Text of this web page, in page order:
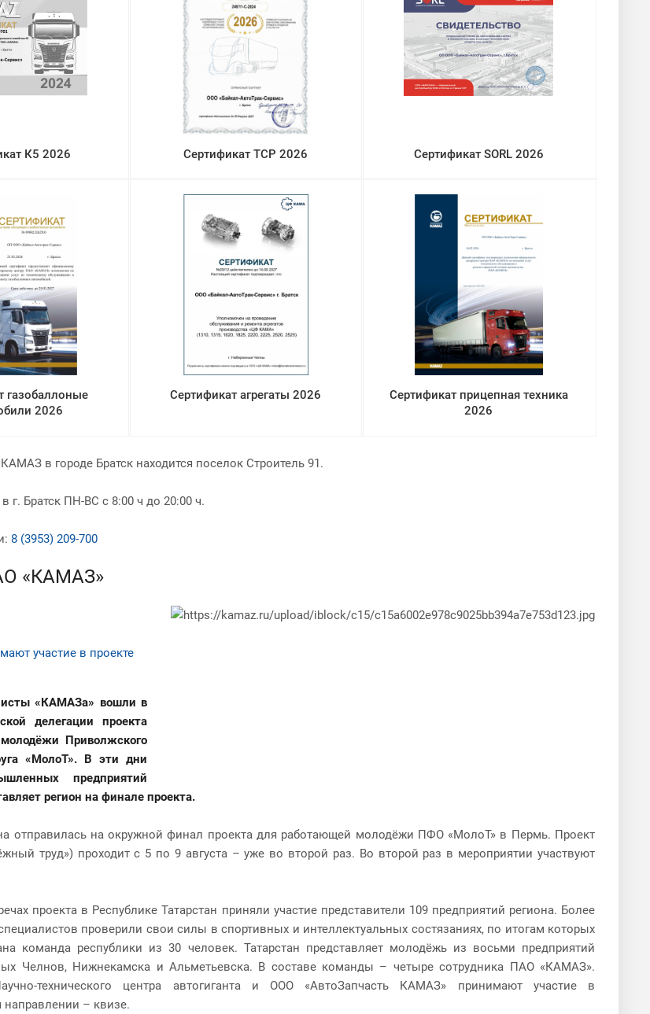
К5 2026 Сертификат ТСР 2026 Сертификат SORL 2026
газобаллоные
2026
Сертификат агрегаты 2026
Сертификат прицепная техника
2026
в городе Братск находится поселок Строитель 91.
г. Братск ПН-ВС с 8:00 ч до 20:00 ч.
8 (3953) 209-700
«КАМАЗ»
участие в проекте
«КАМАЗа» вошли в
делегации проекта
Приволжского
«МолоТ». В эти дни
предприятий
регион на финале проекта.
отправилась на окружной финал проекта для работающей молодёжи ПФО «МолоТ» в Пермь. Проект
труд») проходит с 5 по 9 августа – уже во второй раз. Во второй раз в мероприятии участвуют
проекта в Республике Татарстан приняли участие представители 109 предприятий региона. Более
проверили свои силы в спортивных и интеллектуальных состязаниях, по итогам которых
команда республики из 30 человек. Татарстан представляет молодёжь из восьми предприятий
Челнов, Нижнекамска и Альметьевска. В составе команды – четыре сотрудника ПАО «КАМАЗ».
технического центра автогиганта и ООО «АвтоЗапчасть КАМАЗ» принимают участие в
направлении – квизе.